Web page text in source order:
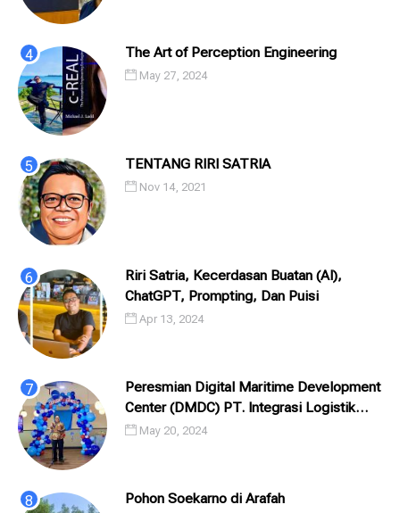
The Art of Perception Engineering
May 27, 2024
TENTANG RIRI SATRIA
Nov 14, 2021
Riri Satria, Kecerdasan Buatan (AI),
ChatGPT, Prompting, Dan Puisi
Apr 13, 2024
Peresmian Digital Maritime Development
Center (DMDC) PT. Integrasi Logistik
Cipta Solusi (ILCS) / Pelindo Solusi
May 20, 2024
Pohon Soekarno di Arafah